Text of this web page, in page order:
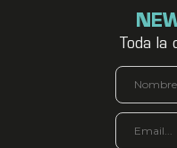
Toda la